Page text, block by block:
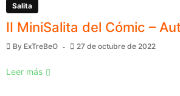
Salita
II MiniSalita del Cómic –
By ExTreBeO 27 de octubre de 2022
Leer más